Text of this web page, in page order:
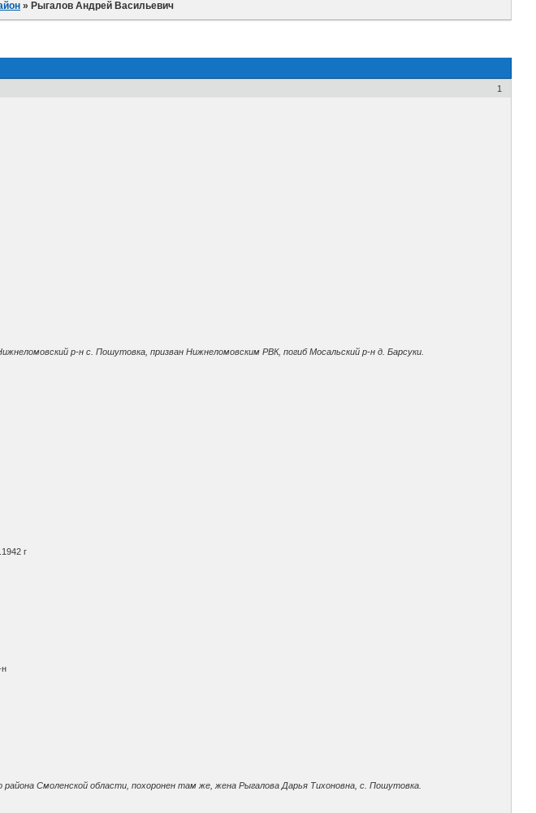
» Рыгалов Андрей Васильевич
1
р-н с. Пошутовка, призван Нижнеломовским РВК, погиб Мосальский р-н д. Барсуки.
г
н
Смоленской области, похоронен там же, жена Рыгалова Дарья Тихоновна, с. Пошутовка.